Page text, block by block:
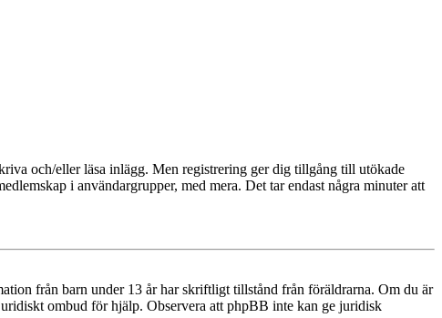
och/eller läsa inlägg. Men registrering ger dig tillgång till utökade
i användargrupper, med mera. Det tar endast några minuter att
från barn under 13 år har skriftligt tillstånd från föräldrarna. Om du är
ombud för hjälp. Observera att phpBB inte kan ge juridisk